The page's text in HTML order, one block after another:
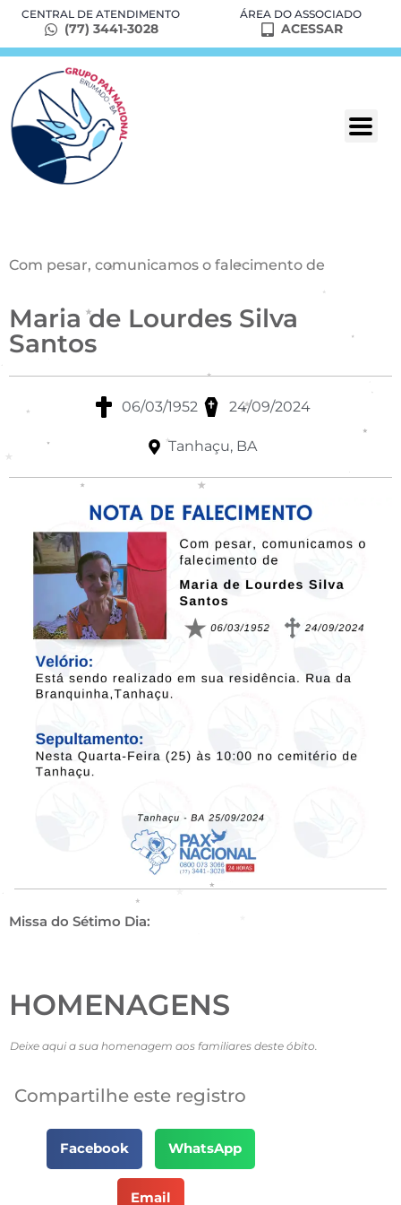
CENTRAL DE ATENDIMENTO
(77) 3441-3028
ÁREA DO ASSOCIADO
ACESSAR
Com pesar, comunicamos o falecimento de
Maria de Lourdes Silva
Santos
06/03/1952 24/09/2024
Tanhaçu, BA
Missa do Sétimo Dia:
HOMENAGENS
Deixe aqui a sua homenagem aos familiares deste óbito.
Compartilhe este registro
Facebook WhatsApp
Email